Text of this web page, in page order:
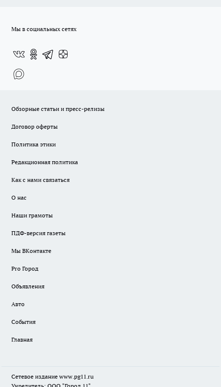
Мы в социальных сетях
Обзорные статьи и пресс-релизы
Договор оферты
Политика этики
Редакционная политика
Как с нами связаться
О нас
Наши грамоты
ПДФ-версия газеты
Мы ВКонтакте
Pro Город
Объявления
Авто
События
Главная
Сетевое издание www.pg11.ru